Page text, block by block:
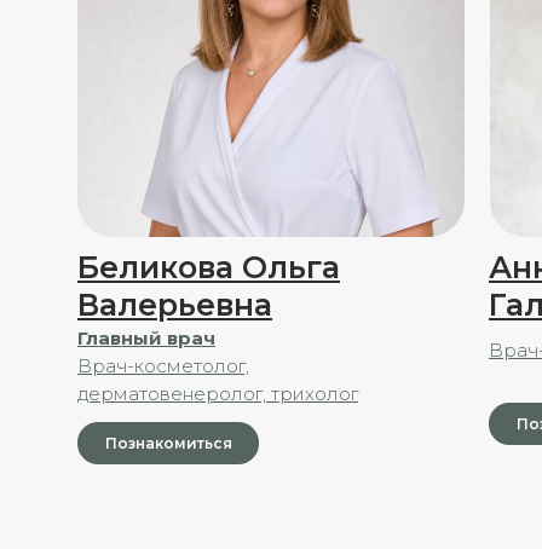
Познакомиться
Беликова Ольга
Валерьевна
Главный врач
Врач-косметолог,
дерматовенеролог, трихолог